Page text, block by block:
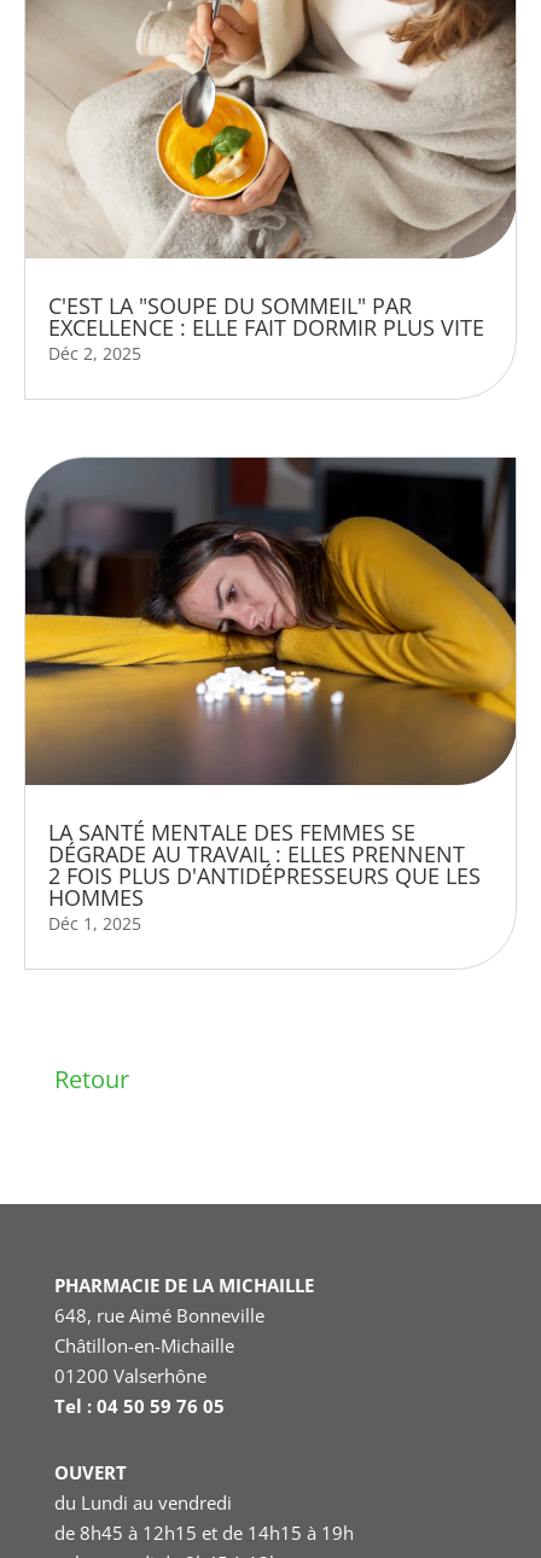
C'EST LA "SOUPE DU SOMMEIL" PAR
EXCELLENCE : ELLE FAIT DORMIR PLUS VITE
Déc 2, 2025
LA SANTÉ MENTALE DES FEMMES SE
DÉGRADE AU TRAVAIL : ELLES PRENNENT
2 FOIS PLUS D'ANTIDÉPRESSEURS QUE LES
HOMMES
Déc 1, 2025
Retour
PHARMACIE DE LA MICHAILLE
648, rue Aimé Bonneville
Châtillon-en-Michaille
01200 Valserhône
Tel : 04 50 59 76 05
OUVERT
du Lundi au vendredi
de 8h45 à 12h15 et de 14h15 à 19h